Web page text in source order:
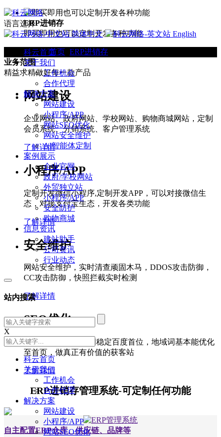
语言选择
简体中文
English
科云首页
关于我们
工作机会
合作代理
解决方案
网站建设
小程序/APP
网站SEO优化
网站安全维护
AI智能体定制
案例展示
企业官网
政府/学校网站
外贸独立站
小程序/APP
安全防护
购物商城
信息资讯
建站助手
公司资讯
行业动态
站内搜索
X
科云首页
关于我们
工作机会
合作代理
解决方案
网站建设
小程序/APP
网站SEO优化
ERP进销存
即买即用也可以定制开发各种功能
当前位置：首页 ERP进销存
业务范围
精益求精做好每一款产品
网站建设
企业网站、政府网站、学校网站、购物商城网站，定制
会员系统、分销系统、客户管理系统
了解详情
小程序/APP
定制开发微信小程序,定制开发APP，可以对接微信生
态，对接支付宝生态，开发各类功能
了解详情
安全维护
网站安全维护，实时清查顽固木马，DDOS攻击防御，
CC攻击防御，快照拦截实时检测
了解详情
SEO优化
百度SEO优化,品牌词稳定百度首位，地域词基本能优化
至首页，做真正有价值的获客站
了解详情
ERP进销存管理系统-可定制任何功能
自主配置ERP仓库、供应链、品牌等